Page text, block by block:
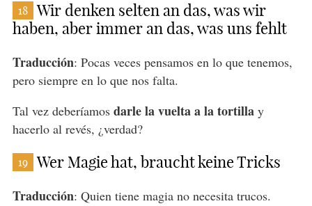
18
Wir denken selten an das, was wir
haben, aber immer an das, was uns fehlt
Traducción: Pocas veces pensamos en lo que tenemos,
pero siempre en lo que nos falta.
Tal vez deberíamos darle la vuelta a la tortillay
hacerlo al revés, ¿verdad?
19 Wer Magie hat, braucht keine Tricks
Traducción: Quien tiene magia no necesita trucos.